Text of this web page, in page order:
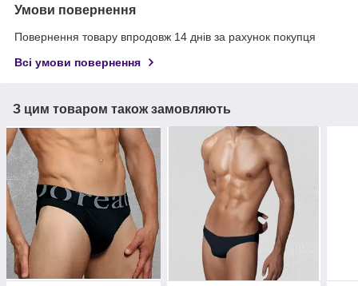
Умови повернення
Повернення товару впродовж 14 днів за рахунок покупця
Всі умови повернення
З цим товаром також замовляють